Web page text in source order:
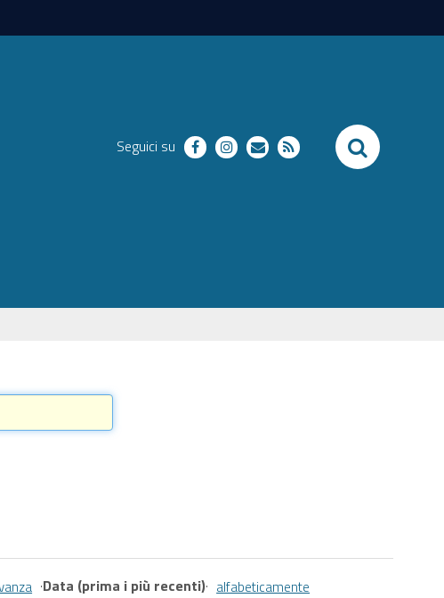
Seguici su facebookinstagram
richieste
RSS SEARCH
·Data (prima i più recenti)· alfabeticamente